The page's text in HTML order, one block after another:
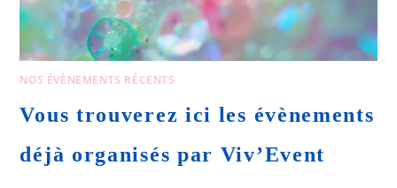
NOS ÉVÈNEMENTS RÉCENTS
Vous trouverez ici les évènements
déjà organisés par Viv’Event